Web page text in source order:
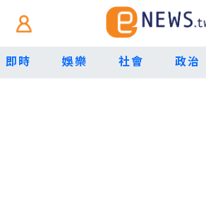
即時 娛樂 社會 政治